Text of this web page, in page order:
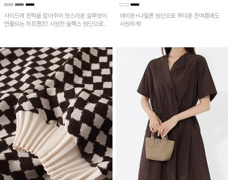
사이드에 핀턱을 잡아주어 멋스러운 실루엣이
연출되는 하프팬츠! 시원한 슬랙스 원단으로
레이온+나일론 원단으로 무더운 한여름에도
시원하게!